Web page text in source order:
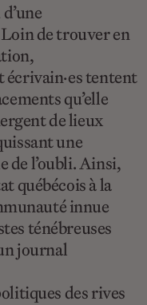
de trouver en
écrivain·es tentent
qu’elle
de lieux
une
de l’oubli. Ainsi,
québécois à la
innue
ténébreuses
journal
des rives